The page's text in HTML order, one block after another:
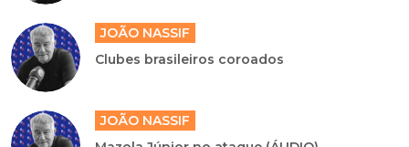
JOÃO NASSIF
Clubes brasileiros coroados
JOÃO NASSIF